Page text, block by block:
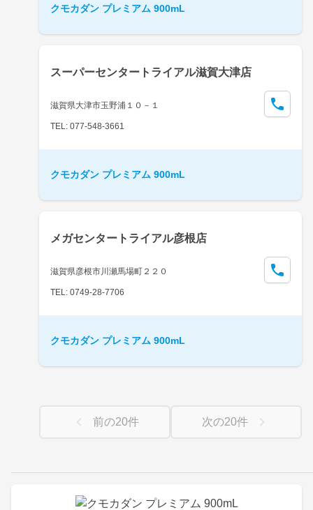
クモカダン プレミアム 900mL
スーパーセンタートライアル滋賀大津店
滋賀県大津市玉野浦１０－１
TEL: 077-548-3661
クモカダン プレミアム 900mL
メガセンタートライアル彦根店
滋賀県彦根市川瀬馬場町２２０
TEL: 0749-28-7706
クモカダン プレミアム 900mL
前の20件 次の20件